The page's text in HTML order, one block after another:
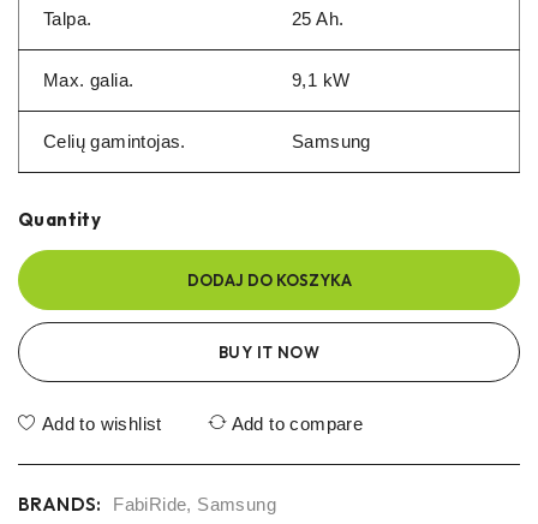
Talpa. 25 Ah.
Max. galia. 9,1 kW
Celių gamintojas. Samsung
Quantity
DODAJ DO KOSZYKA
BUY IT NOW
Add to wishlist Add to compare
BRANDS: FabiRide, Samsung